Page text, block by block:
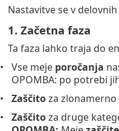
Nastavitve se v
1. Začetna faza
Ta faza lahko traja do
Vse meje poročanja
OPOMBA: po potrebi
Zaščitoza
Zaščitoza druge